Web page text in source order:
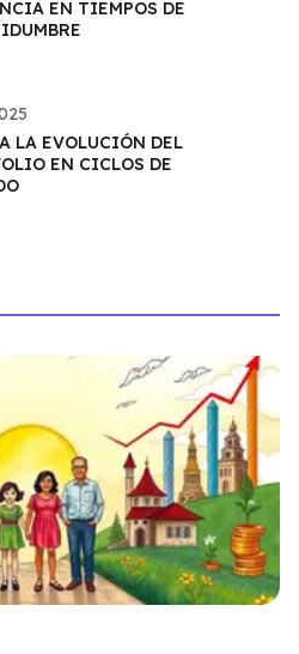
EN TIEMPOS DE
LA EVOLUCIÓN DEL
EN CICLOS DE